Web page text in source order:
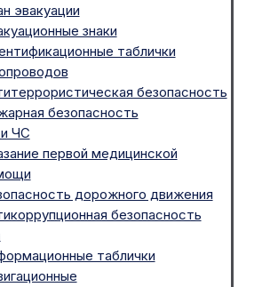
эвакуации
знаки
таблички
безопасность
безопасность
ЧС
первой медицинской
дорожного движения
безопасность
таблички